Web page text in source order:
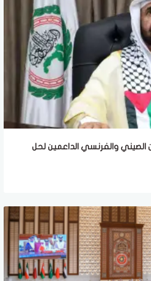
الصيني والفرنسي الداعمين لحل